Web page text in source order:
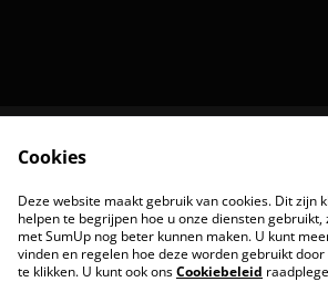
Privacybeleid
Cookies
Deze website maakt gebruik van cookies. Dit zijn
helpen te begrijpen hoe u onze diensten
met SumUp nog beter kunnen maken. U kunt
vinden en regelen hoe deze worden gebruikt
te klikken. U kunt ook onsCookiebeleid